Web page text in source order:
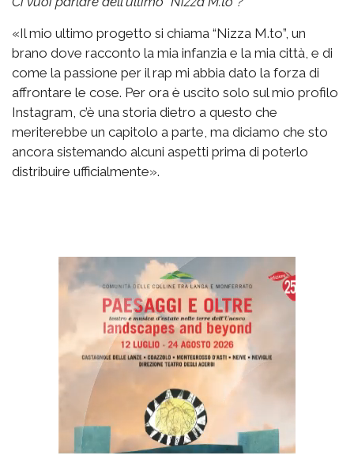
«Il mio ultimo progetto si chiama “Nizza M.to”, un
brano dove racconto la mia infanzia e la mia città, e di
come la passione per il rap mi abbia dato la forza di
affrontare le cose. Per ora è uscito solo sul mio profilo
Instagram, c’è una storia dietro a questo che
meriterebbe un capitolo a parte, ma diciamo che sto
ancora sistemando alcuni aspetti prima di poterlo
distribuire ufficialmente».